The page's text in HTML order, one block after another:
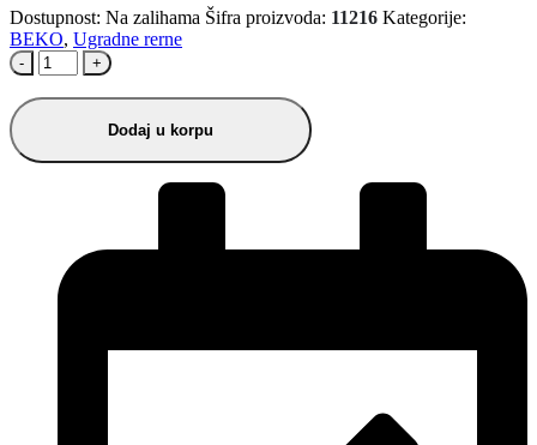
Dostupnost: Na zalihama Šifra proizvoda: 11216 Kategorije:
BEKO, Ugradne rerne
- +
Dodaj u korpu